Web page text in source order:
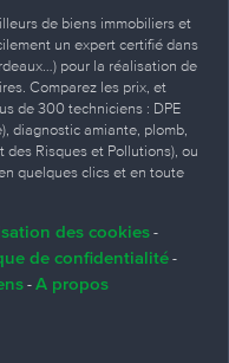
de biens immobiliers et
un expert certifié dans
pour la réalisation de
Comparez les prix, et
de 300 techniciens : DPE
diagnostic amiante, plomb,
des Risques et Pollutions), ou
quelques clics et en toute
des cookies -
de confidentialité-
- A propos